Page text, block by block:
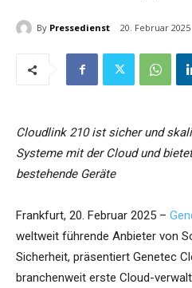
By Pressedienst 20. Februar 2025
Cloudlink 210 ist sicher und
Systeme mit der Cloud und
bestehende Geräte
Frankfurt, 20. Februar 2025 –
weltweit führende Anbieter von
Sicherheit, präsentiert Genetec
branchenweit erste Cloud-